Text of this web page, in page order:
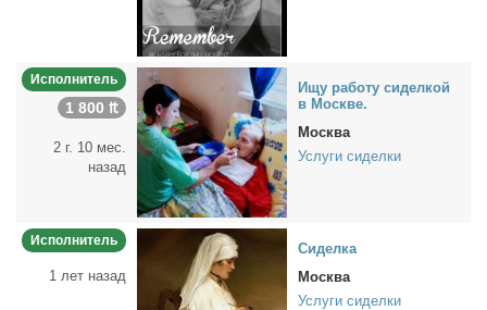
Исполнитель
1 800 ₶
2 г. 10 мес.
назад
Ищу ра­бо­ту си­дел­кой
в Москве.
Москва
Услуги сиделки
Исполнитель
1 лет назад
Си­дел­ка
Москва
Услуги сиделки